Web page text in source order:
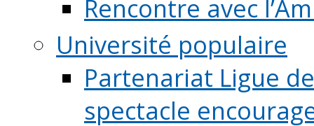
Rencontre avec
Université populaire
Partenariat Ligue
spectacle